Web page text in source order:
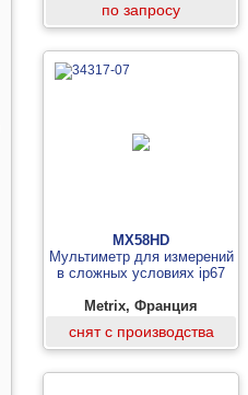
по запросу
MX58HD
Мультиметр для измерений
в сложных условиях ip67
Metrix, Франция
снят с производства